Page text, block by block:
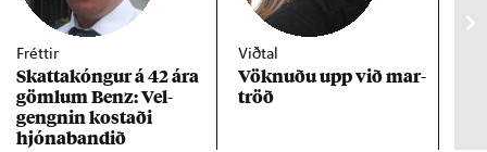
Fréttir
Skattakóng­ur á 42 ára
göml­um Benz: Vel­
gengn­in kostaði
hjóna­band­ið
Viðtal
Vökn­uðu upp við mar­
tröð